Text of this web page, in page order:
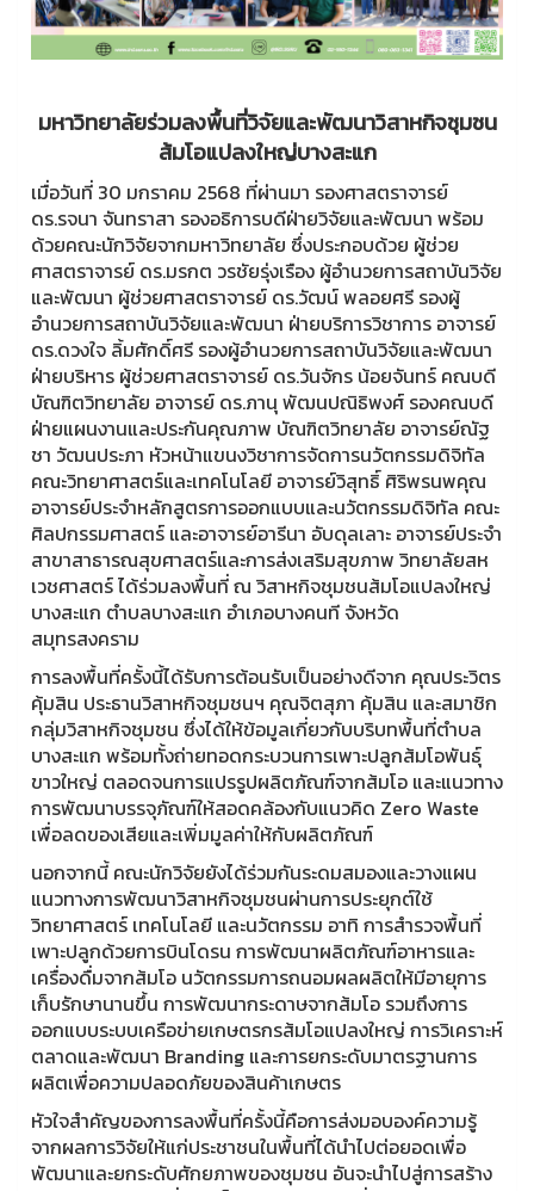
มหาวิทยาลัยร่วมลงพื้นที่วิจัยและพัฒนาวิสาหกิจชุมชน
ส้มโอแปลงใหญ่บางสะแก
เมื่อวันที่ 30 มกราคม 2568 ที่ผ่านมา รองศาสตราจารย์
ดร.รจนา จันทราสา รองอธิการบดีฝ่ายวิจัยและพัฒนา พร้อม
ด้วยคณะนักวิจัยจากมหาวิทยาลัย ซึ่งประกอบด้วย ผู้ช่วย
ศาสตราจารย์ ดร.มรกต วรชัยรุ่งเรือง ผู้อำนวยการสถาบันวิจัย
และพัฒนา ผู้ช่วยศาสตราจารย์ ดร.วัฒน์ พลอยศรี รองผู้
อำนวยการสถาบันวิจัยและพัฒนา ฝ่ายบริการวิชาการ อาจารย์
ดร.ดวงใจ ลิ้มศักดิ์ศรี รองผู้อำนวยการสถาบันวิจัยและพัฒนา
ฝ่ายบริหาร ผู้ช่วยศาสตราจารย์ ดร.วันจักร น้อยจันทร์ คณบดี
บัณฑิตวิทยาลัย อาจารย์ ดร.ภานุ พัฒนปณิธิพงศ์ รองคณบดี
ฝ่ายแผนงานและประกันคุณภาพ บัณฑิตวิทยาลัย อาจารย์ณัฐ
ชา วัฒนประภา หัวหน้าแขนงวิชาการจัดการนวัตกรรมดิจิทัล
คณะวิทยาศาสตร์และเทคโนโลยี อาจารย์วิสุทธิ์ ศิริพรนพคุณ
อาจารย์ประจำหลักสูตรการออกแบบและนวัตกรรมดิจิทัล คณะ
ศิลปกรรมศาสตร์ และอาจารย์อารีนา อับดุลเลาะ อาจารย์ประจำ
สาขาสาธารณสุขศาสตร์และการส่งเสริมสุขภาพ วิทยาลัยสห
เวชศาสตร์ ได้ร่วมลงพื้นที่ ณ วิสาหกิจชุมชนส้มโอแปลงใหญ่
บางสะแก ตำบลบางสะแก อำเภอบางคนที จังหวัด
สมุทรสงคราม
การลงพื้นที่ครั้งนี้ได้รับการต้อนรับเป็นอย่างดีจาก คุณประวิตร
คุ้มสิน ประธานวิสาหกิจชุมชนฯ คุณจิตสุภา คุ้มสิน และสมาชิก
กลุ่มวิสาหกิจชุมชน ซึ่งได้ให้ข้อมูลเกี่ยวกับบริบทพื้นที่ตำบล
บางสะแก พร้อมทั้งถ่ายทอดกระบวนการเพาะปลูกส้มโอพันธุ์
ขาวใหญ่ ตลอดจนการแปรรูปผลิตภัณฑ์จากส้มโอ และแนวทาง
การพัฒนาบรรจุภัณฑ์ให้สอดคล้องกับแนวคิด Zero Waste
เพื่อลดของเสียและเพิ่มมูลค่าให้กับผลิตภัณฑ์
นอกจากนี้ คณะนักวิจัยยังได้ร่วมกันระดมสมองและวางแผน
แนวทางการพัฒนาวิสาหกิจชุมชนผ่านการประยุกต์ใช้
วิทยาศาสตร์ เทคโนโลยี และนวัตกรรม อาทิ การสำรวจพื้นที่
เพาะปลูกด้วยการบินโดรน การพัฒนาผลิตภัณฑ์อาหารและ
เครื่องดื่มจากส้มโอ นวัตกรรมการถนอมผลผลิตให้มีอายุการ
เก็บรักษานานขึ้น การพัฒนากระดาษจากส้มโอ รวมถึงการ
ออกแบบระบบเครือข่ายเกษตรกรส้มโอแปลงใหญ่ การวิเคราะห์
ตลาดและพัฒนา Branding และการยกระดับมาตรฐานการ
ผลิตเพื่อความปลอดภัยของสินค้าเกษตร
หัวใจสำคัญของการลงพื้นที่ครั้งนี้คือการส่งมอบองค์ความรู้
จากผลการวิจัยให้แก่ประชาชนในพื้นที่ได้นำไปต่อยอดเพื่อ
พัฒนาและยกระดับศักยภาพของชุมชน อันจะนำไปสู่การสร้าง